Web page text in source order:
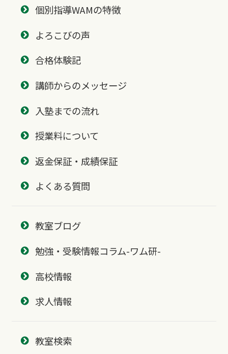
個別指導WAMの特徴
よろこびの声
合格体験記
講師からのメッセージ
入塾までの流れ
授業料について
返金保証・成績保証
よくある質問
教室ブログ
勉強・受験情報コラム-ワム研-
高校情報
求人情報
教室検索